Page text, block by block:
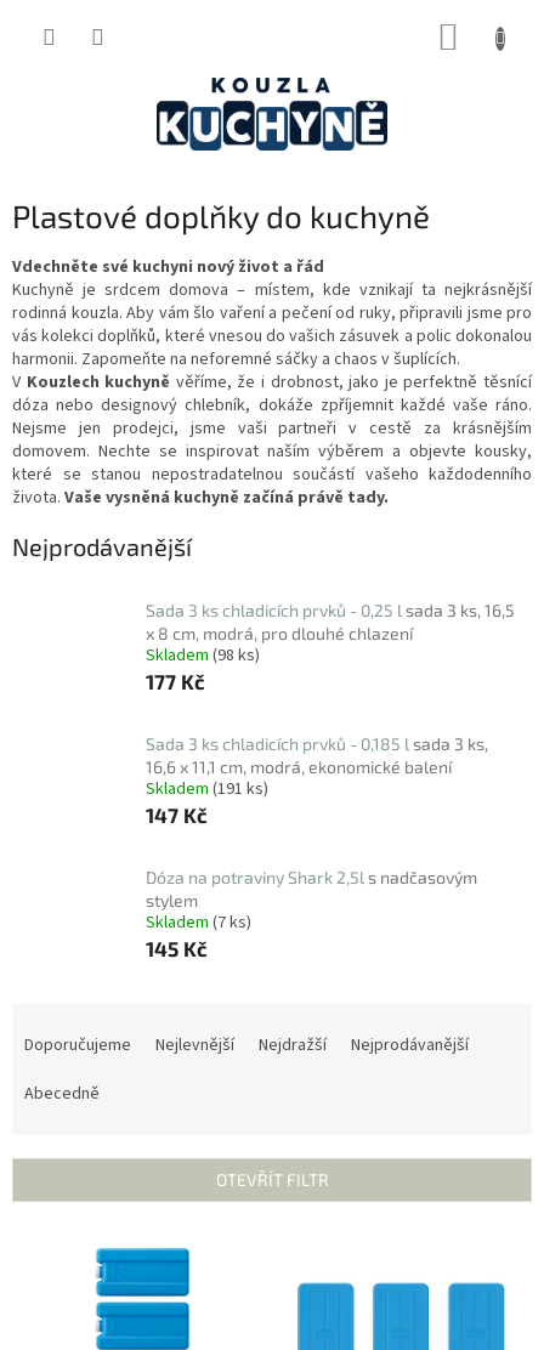
Plastové doplňky do kuchyně
Vdechněte své kuchyni nový život a řád
Kuchyně je srdcem domova – místem, kde vznikají ta nejkrásnější
rodinná kouzla. Aby vám šlo vaření a pečení od ruky, připravili jsme pro
vás kolekci doplňků, které vnesou do vašich zásuvek a polic dokonalou
harmonii. Zapomeňte na neforemné sáčky a chaos v šuplících.
V Kouzlech kuchyně věříme, že i drobnost, jako je perfektně těsnící
dóza nebo designový chlebník, dokáže zpříjemnit každé vaše ráno.
Nejsme jen prodejci, jsme vaši partneři v cestě za krásnějším
domovem. Nechte se inspirovat naším výběrem a objevte kousky,
které se stanou nepostradatelnou součástí vašeho každodenního
života. Vaše vysněná kuchyně začíná právě tady.
Nejprodávanější
Sada 3 ks chladicích prvků - 0,25 l sada 3 ks, 16,5
x 8 cm, modrá, pro dlouhé chlazení
Skladem (98 ks)
177 Kč
Sada 3 ks chladicích prvků - 0,185 l sada 3 ks,
16,6 x 11,1 cm, modrá, ekonomické balení
Skladem (191 ks)
147 Kč
Dóza na potraviny Shark 2,5l s nadčasovým
stylem
Skladem (7 ks)
145 Kč
r
Doporučujeme Nejlevnější Nejdražší
Nejprodávanější
Abecedně
OTEVŘÍT FILTR